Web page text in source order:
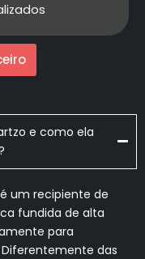
e como ela
um recipiente de
fundida de alta
para
das